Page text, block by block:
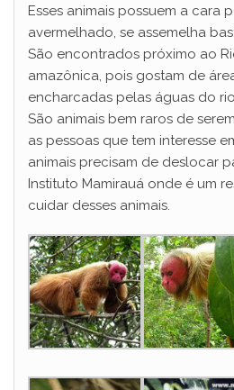
Esses animais possuem a cara
avermelhado, se assemelha
São encontrados próximo ao
amazônica, pois gostam de
encharcadas pelas águas do
São animais bem raros de
as pessoas que tem interesse
animais precisam de deslocar
Instituto Mamirauá onde é um
cuidar desses animais.